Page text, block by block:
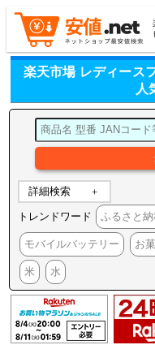
楽天市場 レディース
人
詳細検索
トレンドワード ふるさと納
モバイルバッテリー お
米 水